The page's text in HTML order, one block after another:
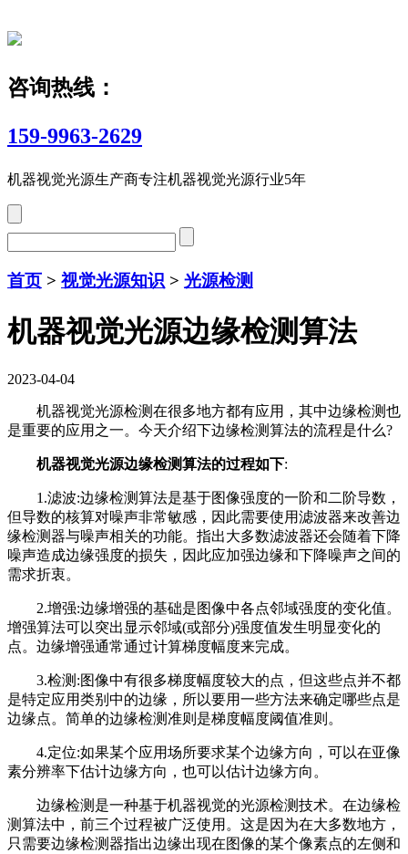
咨询热线：
159-9963-2629
机器视觉光源生产商专注机器视觉光源行业5年
首页 > 视觉光源知识 > 光源检测
机器视觉光源边缘检测算法
2023-04-04
机器视觉光源检测在很多地方都有应用，其中边缘检测也
是重要的应用之一。今天介绍下边缘检测算法的流程是什么?
机器视觉光源边缘检测算法的过程如下:
1.滤波:边缘检测算法是基于图像强度的一阶和二阶导数，
但导数的核算对噪声非常敏感，因此需要使用滤波器来改善边
缘检测器与噪声相关的功能。指出大多数滤波器还会随着下降
噪声造成边缘强度的损失，因此应加强边缘和下降噪声之间的
需求折衷。
2.增强:边缘增强的基础是图像中各点邻域强度的变化值。
增强算法可以突出显示邻域(或部分)强度值发生明显变化的
点。边缘增强通常通过计算梯度幅度来完成。
3.检测:图像中有很多梯度幅度较大的点，但这些点并不都
是特定应用类别中的边缘，所以要用一些方法来确定哪些点是
边缘点。简单的边缘检测准则是梯度幅度阈值准则。
4.定位:如果某个应用场所要求某个边缘方向，可以在亚像
素分辨率下估计边缘方向，也可以估计边缘方向。
边缘检测是一种基于机器视觉的光源检测技术。在边缘检
测算法中，前三个过程被广泛使用。这是因为在大多数地方，
只需要边缘检测器指出边缘出现在图像的某个像素点的左侧和